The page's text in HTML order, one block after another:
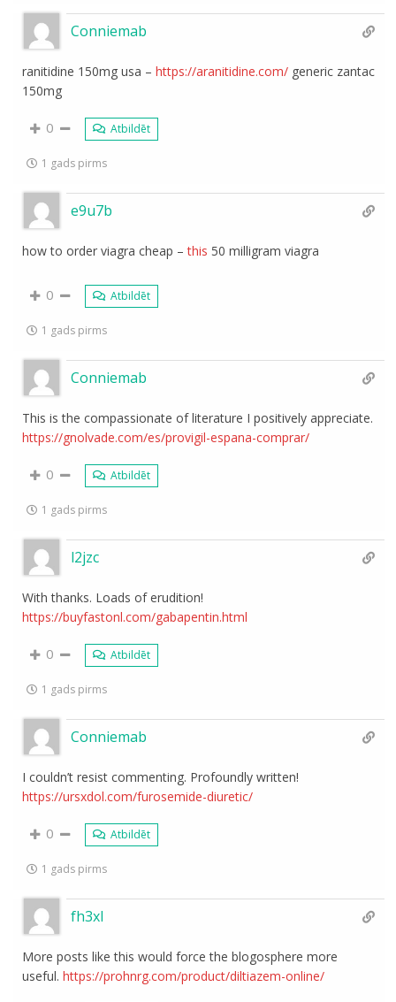
Conniemab
ranitidine 150mg usa –https://aranitidine.com/
150mg
0 Atbildēt
1 gads pirms
e9u7b
how to order viagra cheap –this 50 milligram viagra
0 Atbildēt
1 gads pirms
Conniemab
This is the compassionate of literature I positively appreciate.
https://gnolvade.com/es/provigil-espana-comprar/
0 Atbildēt
1 gads pirms
l2jzc
With thanks. Loads of erudition!
https://buyfastonl.com/gabapentin.html
0 Atbildēt
1 gads pirms
Conniemab
I couldn’t resist commenting. Profoundly written!
https://ursxdol.com/furosemide-diuretic/
0 Atbildēt
1 gads pirms
fh3xl
More posts like this would force the blogosphere more
useful.https://prohnrg.com/product/diltiazem-online/